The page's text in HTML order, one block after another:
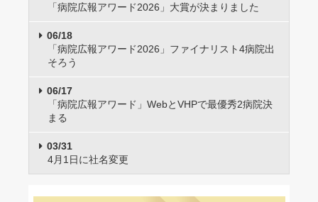
「病院広報アワード2026」大賞が決まりました
06/18
「病院広報アワード2026」ファイナリスト4病院出
そろう
06/17
「病院広報アワード」WebとVHPで最優秀2病院決
まる
03/31
4月1日に社名変更